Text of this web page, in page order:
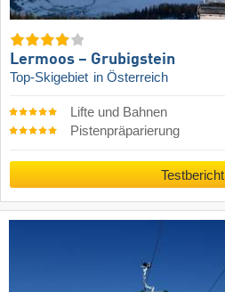
Lermoos – Grubigstein
Top-Skigebiet in Österreich
Lifte und Bahnen
Pistenpräparierung
Testbericht